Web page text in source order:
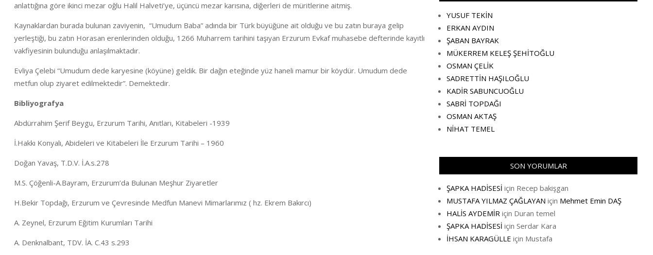
anlattığına göre ikinci mezar oğlu Halil Halveti’ye, üçüncü mezar karısına, diğerleri de müritlerine aitmiş.
Kaynaklardan burada bulunan zaviyenin, “Umudum Baba” adında bir Türk büyüğüne ait olduğu ve bu zatın buraya gelip
yerleştiği, bu zatın Horasan erenlerinden olduğu, 1266 Muharrem tarihini taşıyan Erzurum Evkaf muhasebe defterinde kayıtlı
vakfiyesinin bulunduğu anlaşılmaktadır.
Evliya Çelebi “Umudum dede karyesine (köyüne) geldik. Bir dağın eteğinde yüz haneli mamur bir köydür. Umudum dede
metfun olup ziyaret edilmektedir”. Demektedir.
Bibliyografya
Abdürrahim Şerif Beygu, Erzurum Tarihi, Anıtları, Kitabeleri -1939
İ.Hakkı Konyalı, Abideleri ve Kitabeleri İle Erzurum Tarihi – 1960
Doğan Yavaş, T.D.V. İ.A.s.278
M.S. Çöğenli-A.Bayram, Erzurum’da Bulunan Meşhur Ziyaretler
H.Bekir Topdağı, Erzurum ve Çevresinde Medfun Manevi Mimarlarımız ( hz. Ekrem Bakırcı)
A. Zeynel, Erzurum Eğitim Kurumları Tarihi
A. Denknalbant, TDV. İA. C.43 s.293
YUSUF TEKİN
ERKAN AYDIN
ŞABAN BAYRAK
MÜKERREM KELEŞ ŞEHİTOĞLU
OSMAN ÇELİK
SADRETTİN HAŞILOĞLU
KADİR SABUNCUOĞLU
SABRİ TOPDAĞI
OSMAN AKTAŞ
NİHAT TEMEL
SON YORUMLAR
ŞAPKA HADİSESİ için Recep bakişgan
MUSTAFA YILMAZ ÇAĞLAYAN için Mehmet Emin DAŞ
HALİS AYDEMİR için Duran temel
ŞAPKA HADİSESİ için Serdar Kara
İHSAN KARAGÜLLE için Mustafa